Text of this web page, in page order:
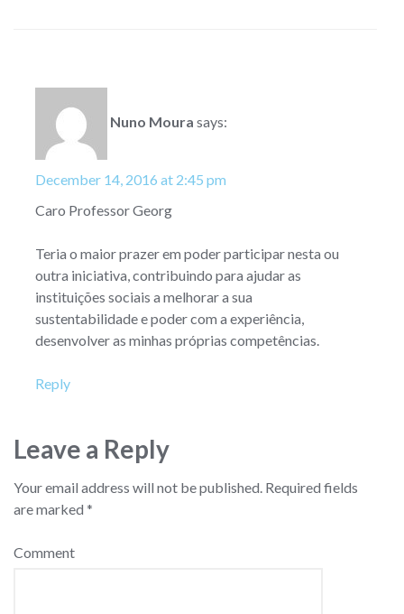
Nuno Moura says:
December 14, 2016 at 2:45 pm
Caro Professor Georg
Teria o maior prazer em poder participar nesta ou
outra iniciativa, contribuindo para ajudar as
instituições sociais a melhorar a sua
sustentabilidade e poder com a experiência,
desenvolver as minhas próprias competências.
Reply
Leave a Reply
Your email address will not be published. Required fields
are marked *
Comment